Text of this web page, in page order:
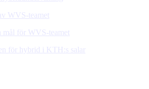
WVS-teamet
för WVS-teamet
för hybrid i KTH:s salar